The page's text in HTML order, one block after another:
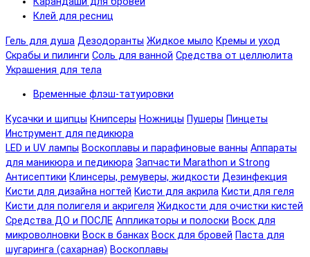
Клей для ресниц
Гель для душа Дезодоранты Жидкое мыло Кремы и уход
Скрабы и пилинги Соль для ванной Средства от целлюлита
Украшения для тела
Временные флэш-татуировки
Кусачки и щипцы Книпсеры Ножницы Пушеры Пинцеты
Инструмент для педикюра
LED и UV лампы Воскоплавы и парафиновые ванны Аппараты
для маникюра и педикюра Запчасти Marathon и Strong
Антисептики Клинсеры, ремуверы, жидкости Дезинфекция
Кисти для дизайна ногтей Кисти для акрила Кисти для геля
Кисти для полигеля и акригеля Жидкости для очистки кистей
Средства ДО и ПОСЛЕ Аппликаторы и полоски Воск для
микроволновки Воск в банках Воск для бровей Паста для
шугаринга (сахарная) Воскоплавы